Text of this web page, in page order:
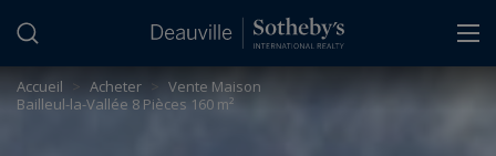
Accueil > Acheter > Vente Maison
Bailleul-la-Vallée 8 Pièces 160 m²